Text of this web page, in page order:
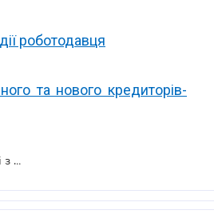
роботодавця
та нового кредиторів-
Коли та на яких підставах виконавці зобов’язані вилучати дані з Реєстру боржників